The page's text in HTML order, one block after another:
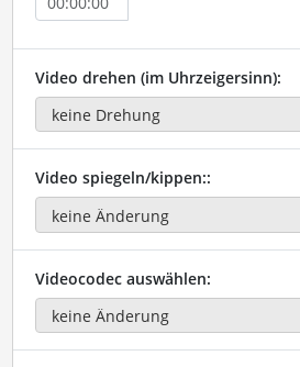
Video drehen (im Uhrzeigersinn):
Video spiegeln/kippen::
Videocodec auswählen: